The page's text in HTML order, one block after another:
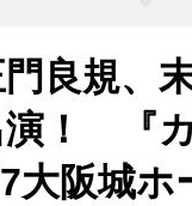
良規、
演！ 『
大阪城ホ